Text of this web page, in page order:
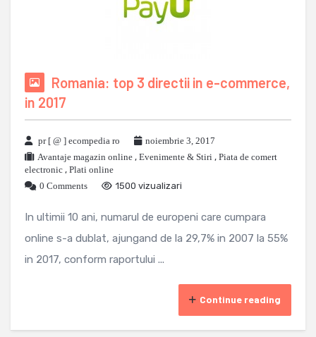
Romania: top 3 directii in e-commerce,
in 2017
pr [ @ ] ecompedia ro
noiembrie 3, 2017
Avantaje magazin online , Evenimente & Stiri , Piata de comert
electronic , Plati online
0 Comments
1500 vizualizari
In ultimii 10 ani, numarul de europeni care cumpara
online s-a dublat, ajungand de la 29,7% in 2007 la 55%
in 2017, conform raportului ...
Continue reading